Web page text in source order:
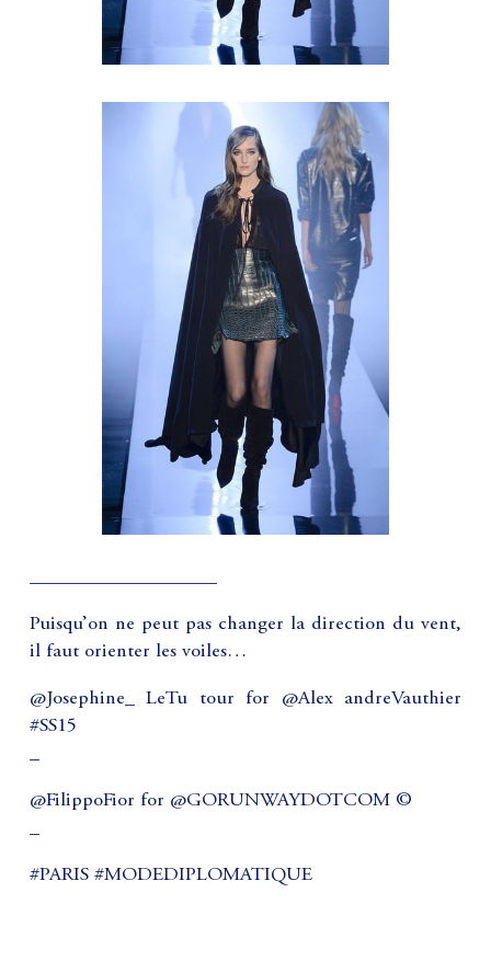
Puisqu’on ne peut pas changer la direction du vent,
il faut orienter les voiles…
@Josephine_ LeTu tour for @Alex andreVauthier
#SS15
@FilippoFior for @GORUNWAYDOTCOM ©
#PARIS #MODEDIPLOMATIQUE